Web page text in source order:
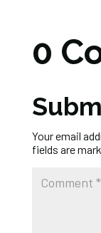
0
Your email
fields are